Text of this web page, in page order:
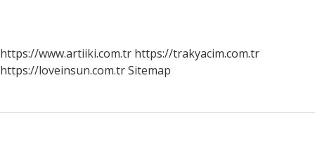
https://www.artiiki.com.tr https://trakyacim.com.tr
https://loveinsun.com.trSitemap